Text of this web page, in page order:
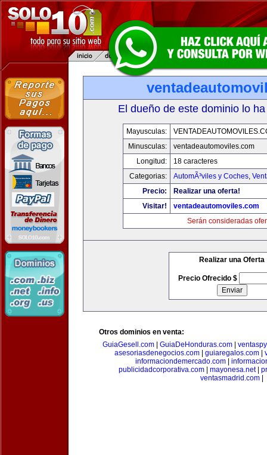
El dueño de este dominio lo
Mayusculas:
Minusculas:
ventadeautomoviles.com
Longitud:
18 caracteres
Categorias:
AutomÃ³viles y Coches,
Precio:
Realizar una oferta!
Visitar!
ventadeautomoviles.com
Serán consideradas
Realizar una Oferta
Precio Ofrecido $
Otros dominios en venta:
GuiaGesell.com| GuiaDeHonduras.com|
asesoriasdenegocios.com
guiaregalos.com
informaciondemercado.com|
publicidadcorporativa.com
mayonesa.net|
ventasmadrid.com